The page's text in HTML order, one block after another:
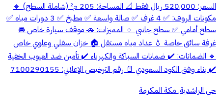
السعر: 520,000 ريال فقط 📐 المساحة: 205 م² (شاملة السطح) 🔹
مكونات الروف: ✅ 4 غرف ✅ صالة واسعة ✅ مطبخ ✅ 3 دورات مياه ✅
سطح أمامي ✅ سطح جانبي 🔹 المميزات: 🚗 موقف سيارة خاص 🚘
غرفة سائق خاصة 💧 عداد مياه مستقل 🏠 خزان سفلي وعلوي خاص
🔹 الضمانات: ✔️ ضمانات السباكة والكهرباء ✔️ تأمين ضد العيوب الخفية
✔️ بناء وفق الكود السعودي 📄 رقم الترخيص الإعلاني: 7100290155
حي الراشدية, مكة المكرمة